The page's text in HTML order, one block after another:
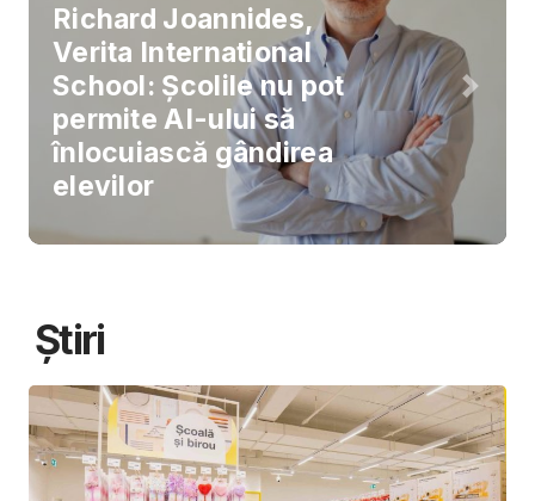
Richard Joannides,
Verita International
School: Școlile nu pot
permite AI-ului să
înlocuiască gândirea
elevilor
Știri